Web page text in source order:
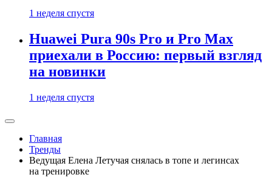
1 неделя спустя
Huawei Pura 90s Pro и Pro Max
приехали в Россию: первый взгляд
на новинки
1 неделя спустя
Главная
Тренды
Ведущая Елена Летучая снялась в топе и легинсах
на тренировке